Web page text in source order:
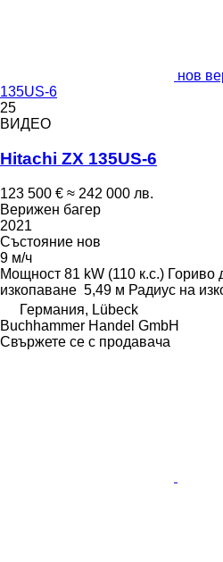
нов
135US-6
25
ВИДЕО
Hitachi ZX 135US-6
123 500 € ≈ 242 000 лв.
Верижен багер
2021
Състояние нов
9 м/ч
Мощност 81 kW (110 к.с.) Гориво
изкопаване 5,49 м Радиус на
Германия, Lübeck
Buchhammer Handel GmbH
Свържете се с продавача